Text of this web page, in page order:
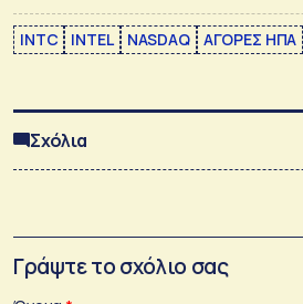
INTC INTEL NASDAQ ΑΓΟΡΕΣ ΗΠΑ
Σχόλια
Γράψτε το σχόλιο σας